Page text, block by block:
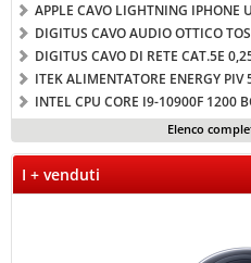
APPLE CAVO LIGHTNING
DIGITUS CAVO DI RETE CAT.5E
ITEK ALIMENTATORE ENERGY
INTEL CPU CORE I9-10900F 1200
Elenco
I + venduti